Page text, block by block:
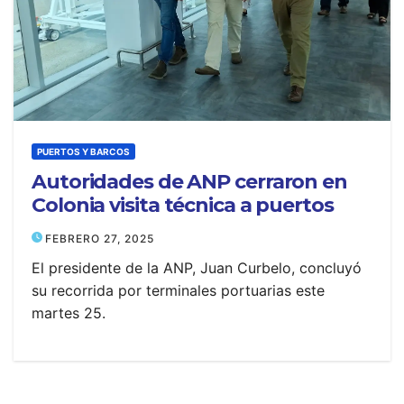
PUERTOS Y BARCOS
Autoridades de ANP cerraron en
Colonia visita técnica a puertos
FEBRERO 27, 2025
El presidente de la ANP, Juan Curbelo, concluyó
su recorrida por terminales portuarias este
martes 25.